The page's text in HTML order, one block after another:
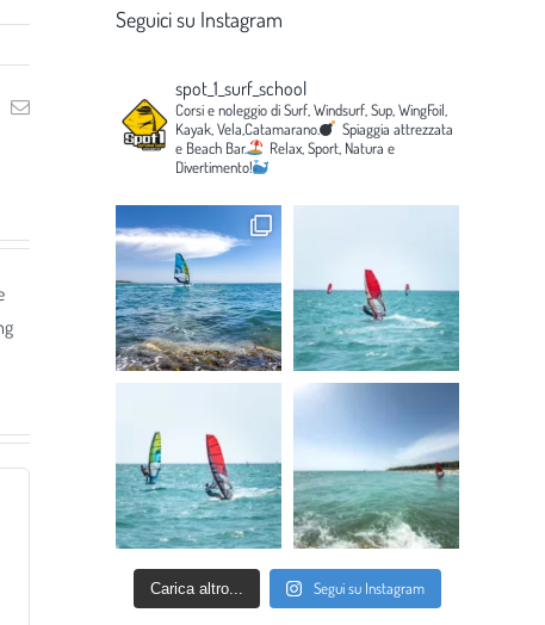
Email
Seguici su Instagram
spot_1_surf_school
Corsi e noleggio di Surf, Windsurf, Sup, WingFoil,
Kayak, Vela,Catamarano.
Spiaggia attrezzata
e Beach Bar.
Relax, Sport, Natura e
Divertimento!
Carica altro... Segui su Instagram